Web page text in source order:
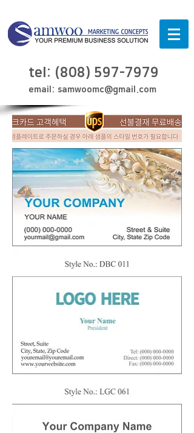
tel: (808) 597-7979
email: samwoomc@gmail.com